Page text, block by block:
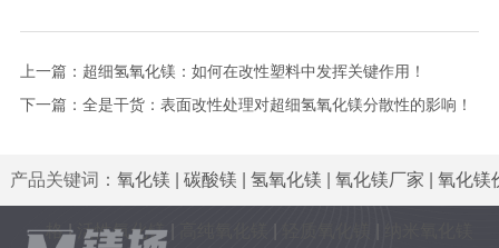
上一篇： 超细氢氧化镁：如何在改性塑料中发挥关键作用！
下一篇： 全是干货：表面改性处理对超细氢氧化镁分散性的影响！
产品关键词： 氧化镁 碳酸镁 氢氧化镁 氧化镁厂家 氧化镁
格| 活性氧化镁|